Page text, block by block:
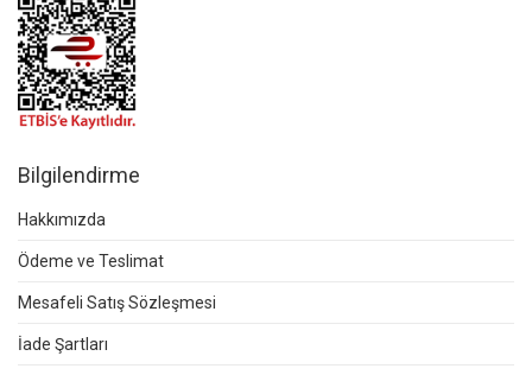
Bilgilendirme
Hakkımızda
Ödeme ve Teslimat
Mesafeli Satış Sözleşmesi
İade Şartları